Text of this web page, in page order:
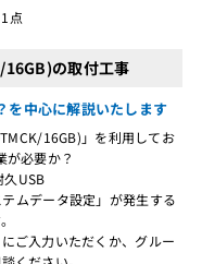
点
の取付工事
を中心に解説いたします
16GB)」を利用してお
が必要か？
久USB
ムデータ設定」が発生する
ご入力いただくか、グルー